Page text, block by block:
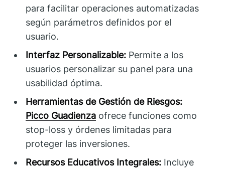
para facilitar operaciones automatizadas
según parámetros definidos por el
usuario.
Interfaz Personalizable: Permite a los
usuarios personalizar su panel para una
usabilidad óptima.
Herramientas de Gestión de Riesgos:
Picco Guadienza ofrece funciones como
stop-loss y órdenes limitadas para
proteger las inversiones.
Recursos Educativos Integrales: Incluye